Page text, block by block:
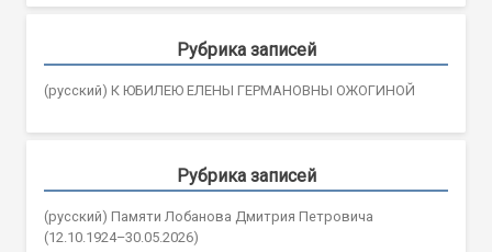
Рубрика записей
(русский) К ЮБИЛЕЮ ЕЛЕНЫ ГЕРМАНОВНЫ ОЖОГИНОЙ
Рубрика записей
(русский) Памяти Лобанова Дмитрия Петровича
(12.10.1924–30.05.2026)